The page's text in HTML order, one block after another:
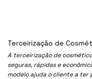
A terceirização de
seguras, rápidas e
modelo ajuda o cliente a ter
Terceirização de